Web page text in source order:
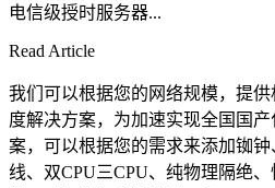
电信级授时服务器...
Read Article
我们可以根据您的网络规模，提
度解决方案，为加速实现全国国
案，可以根据您的需求来添加铷
线、双CPU三CPU、纯物理隔绝